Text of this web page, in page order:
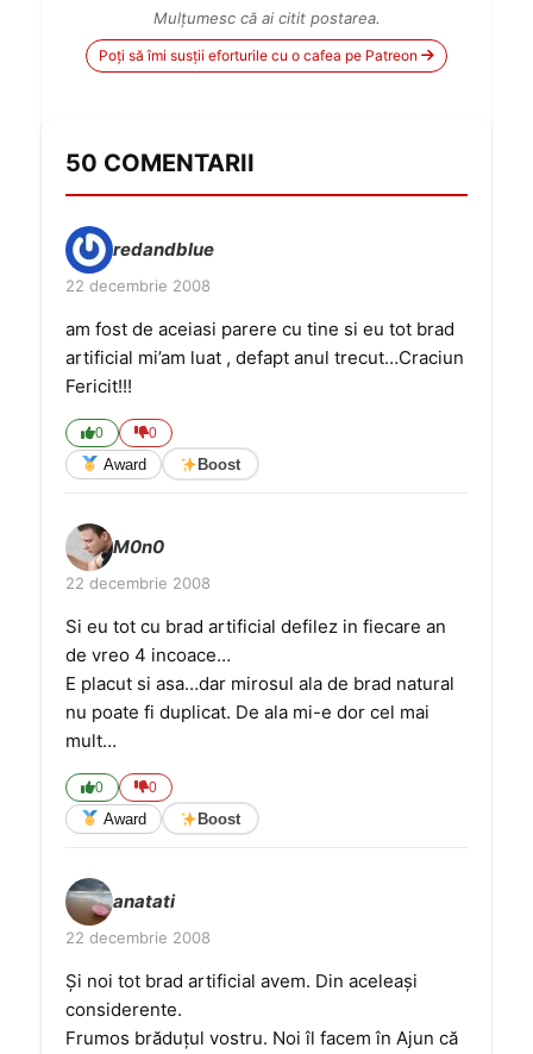
Mulțumesc că ai citit postarea.
Poți să îmi susții eforturile cu o cafea pe Patreon
50 COMENTARII
redandblue
22 decembrie 2008
am fost de aceiasi parere cu tine si eu tot brad
artificial mi’am luat , defapt anul trecut…Craciun
Fericit!!!
0 0
Award Boost
M0n0
22 decembrie 2008
Si eu tot cu brad artificial defilez in fiecare an
de vreo 4 incoace…
E placut si asa…dar mirosul ala de brad natural
nu poate fi duplicat. De ala mi-e dor cel mai
mult…
0 0
Award Boost
anatati
22 decembrie 2008
Şi noi tot brad artificial avem. Din aceleaşi
considerente.
Frumos brăduţul vostru. Noi îl facem în Ajun că